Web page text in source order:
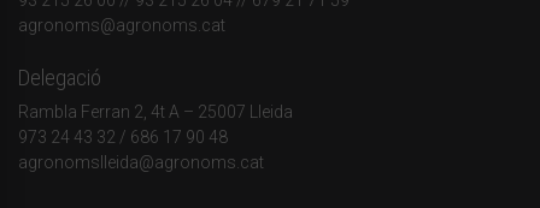
agronoms@agronoms.cat
Delegació
Rambla Ferran 2, 4t A – 25007 Lleida
973 24 43 32 / 686 17 90 48
agronomslleida@agronoms.cat